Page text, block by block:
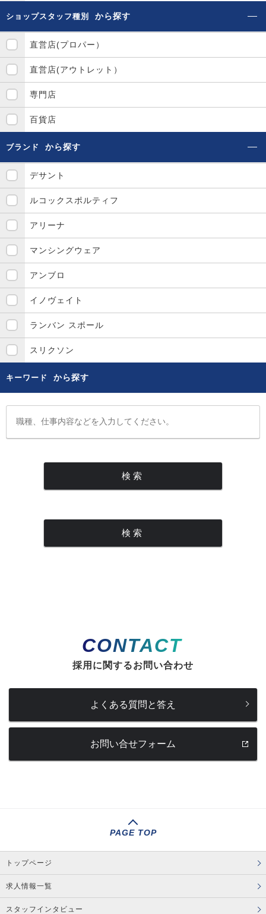
ショップスタッフ種別 から探す
直営店(プロパー）
直営店(アウトレット）
専門店
百貨店
ブランド から探す
デサント
ルコックスポルティフ
アリーナ
マンシングウェア
アンブロ
イノヴェイト
ランバン スポール
スリクソン
キーワード から探す
CONTACT
採用に関するお問い合わせ
よくある質問と答え
お問い合せフォーム
PAGE TOP
トップページ
求人情報一覧
スタッフインタビュー